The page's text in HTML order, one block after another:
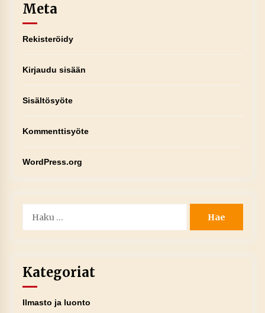
Meta
Rekisteröidy
Kirjaudu sisään
Sisältösyöte
Kommenttisyöte
WordPress.org
Kategoriat
Ilmasto ja luonto